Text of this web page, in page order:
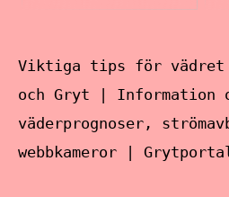
Viktiga tips för vädret
och Gryt | Information
väderprognoser,
webbkameror |